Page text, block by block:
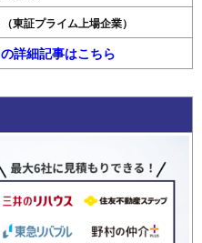
東証プライム上場企業）
詳細記事はこちら